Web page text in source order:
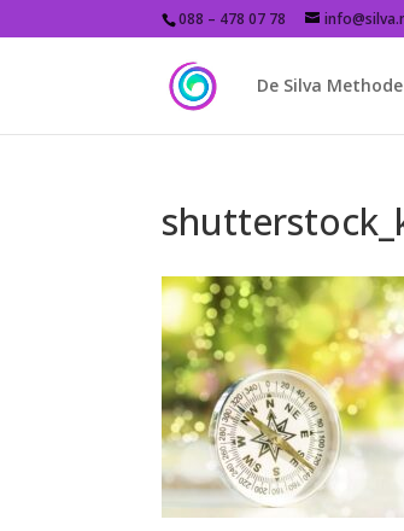
088 – 478 07 78
De Silva Methode